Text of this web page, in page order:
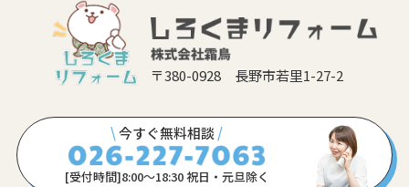
〒380-0928 長野市若里1-27-2
\今すぐ無料相談 /
[受付時間]8:00〜18:30 祝日・元旦除く